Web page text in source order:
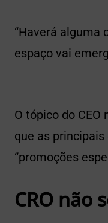
“Haverá alguma
espaço vai
O tópico do
que as
“promoções
CRO não